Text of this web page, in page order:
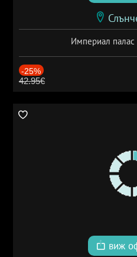
Империал палас
-25%
42.95€
виж